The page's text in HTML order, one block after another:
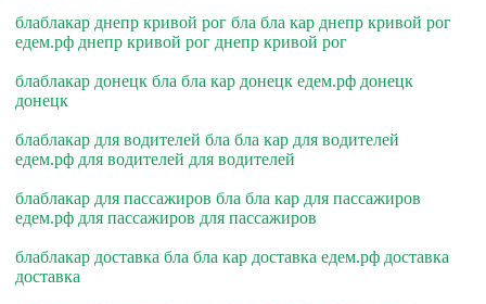
блаблакар днепр кривой рог бла бла кар днепр кривой рог
едем.рф днепр кривой рог днепр кривой рог
блаблакар донецк бла бла кар донецк едем.рф донецк
донецк
блаблакар для водителей бла бла кар для водителей
едем.рф для водителей для водителей
блаблакар для пассажиров бла бла кар для пассажиров
едем.рф для пассажиров для пассажиров
блаблакар доставка бла бла кар доставка едем.рф доставка
доставка